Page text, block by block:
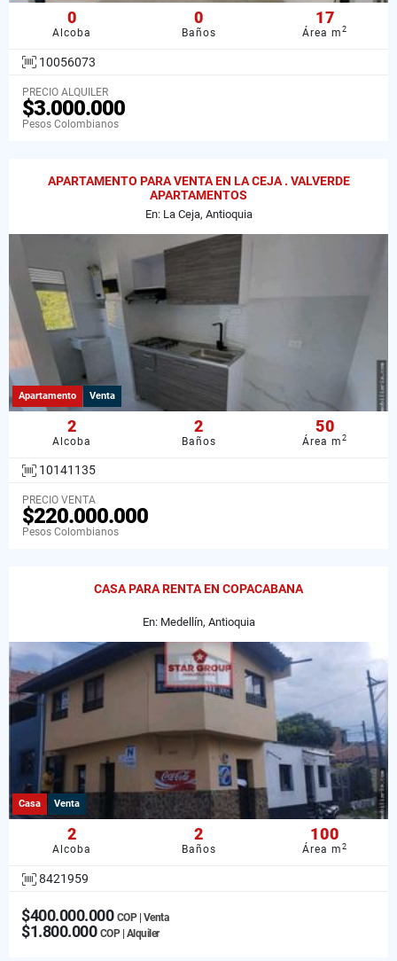
0
Alcoba
0
Baños
17
Área m2
10056073
PRECIO ALQUILER
$3.000.000
Pesos Colombianos
APARTAMENTO PARA VENTA EN LA CEJA . VALVERDE
APARTAMENTOS
En: La Ceja, Antioquia
Apartamento Venta
2
Alcoba
2
Baños
50
Área m2
10141135
PRECIO VENTA
$220.000.000
Pesos Colombianos
CASA PARA RENTA EN COPACABANA
En: Medellín, Antioquia
Casa Venta
2
Alcoba
2
Baños
100
Área m2
8421959
$400.000.000 COP | Venta
$1.800.000 COP | Alquiler